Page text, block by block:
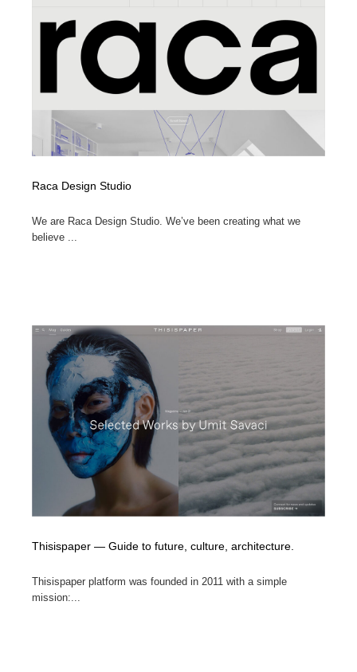
Raca Design Studio
We are Raca Design Studio. We’ve been creating what we
believe ...
Thisispaper — Guide to future, culture, architecture.
Thisispaper platform was founded in 2011 with a simple
mission:...